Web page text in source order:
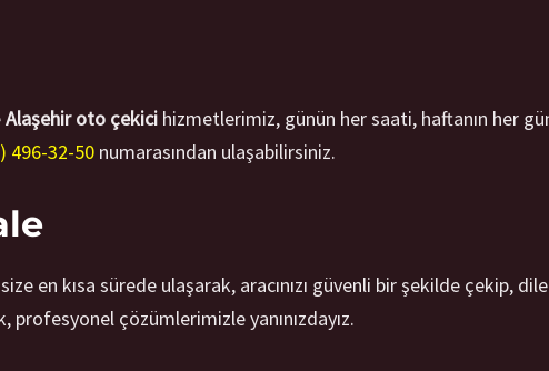
Alaşehir oto çekici hizmetlerimiz, günün her saati, haftanın her
496-32-50 numarasından ulaşabilirsiniz.
en kısa sürede ulaşarak, aracınızı güvenli bir şekilde çekip,
profesyonel çözümlerimizle yanınızdayız.